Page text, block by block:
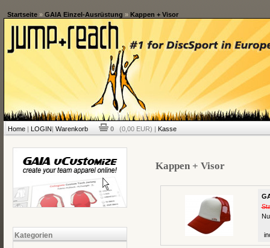
Startseite» GAIA Einzel-Ausrüstung » Kappen + Visor
Home| LOGIN| Warenkorb 0 (0,00 EUR) | Kasse
Kategorien
Kappen + Visor